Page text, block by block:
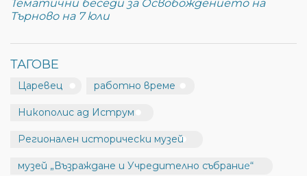
Тематични беседи за Освобождението на
Търново на 7 юли
ТАГОВЕ
Царевец работно време
Никополис ад Иструм
Регионален исторически музей
музей „Възраждане и Учредително събрание“